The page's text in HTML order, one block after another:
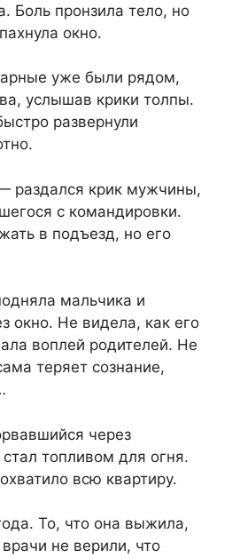
Боль пронзила тело, но
окно.
уже были рядом,
услышав крики толпы.
развернули
крик мужчины,
с командировки.
в подъезд, но его
мальчика и
окно. Не видела, как его
воплей родителей. Не
теряет сознание,
через
топливом для огня.
всю квартиру.
То, что она выжила,
не верили, что